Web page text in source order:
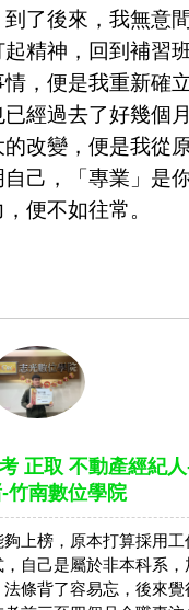
了後來，我無意
精神，回到補習
，便是我重新確
過去了好幾個月
的改變，便是我從
己，「專業」是
便不如往常。
正取 不動產經紀
竹南數位學院
上榜，原本打算採用工
自己是屬於非本科系，
法條背了容易忘，後來覺